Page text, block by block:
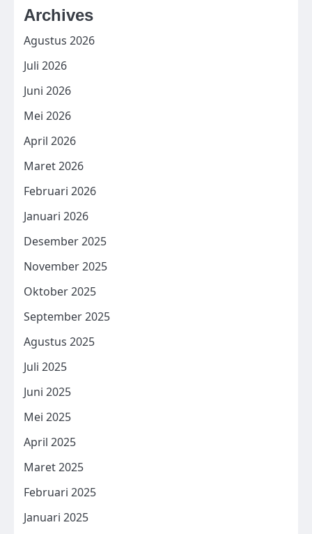
Archives
Agustus 2026
Juli 2026
Juni 2026
Mei 2026
April 2026
Maret 2026
Februari 2026
Januari 2026
Desember 2025
November 2025
Oktober 2025
September 2025
Agustus 2025
Juli 2025
Juni 2025
Mei 2025
April 2025
Maret 2025
Februari 2025
Januari 2025